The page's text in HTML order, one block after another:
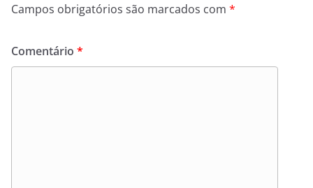
Campos obrigatórios são marcados com *
Comentário *